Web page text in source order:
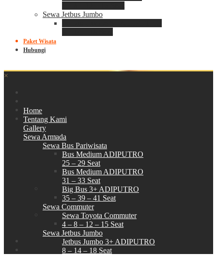
Sewa Jetbus Jumbo
Paket Wisata
Hubungi
×
Home
Tentang Kami
Gallery
Sewa Armada
Sewa Bus Pariwisata
Bus Medium ADIPUTRO
25 – 29 Seat
Bus Medium ADIPUTRO
31 – 33 Seat
Big Bus 3+ ADIPUTRO
35 – 39 – 41 Seat
Sewa Commuter
Sewa Toyota Commuter
4 – 8 – 12 – 15 Seat
Sewa Jetbus Jumbo
Jetbus Jumbo 3+ ADIPUTRO
8 – 14 – 18 Seat